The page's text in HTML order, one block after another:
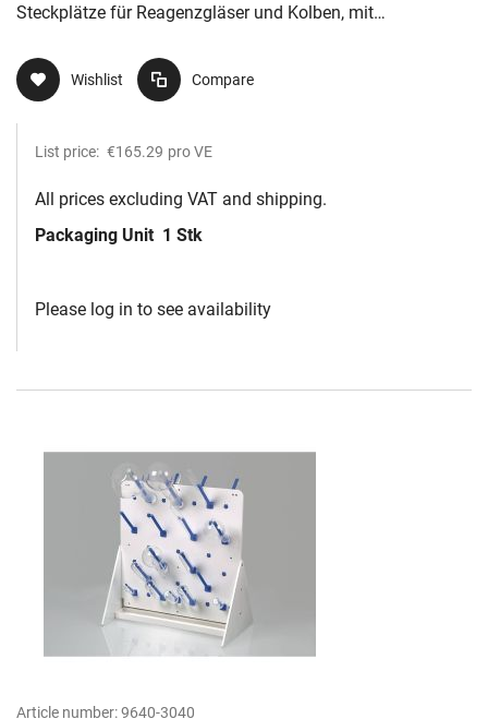
Steckplätze für Reagenzgläser und Kolben, mit
Wishlist Compare
List price: €165.29 pro VE
All prices excluding VAT and shipping.
Packaging Unit 1 Stk
Please log in to see availability
Article number:9640-3040